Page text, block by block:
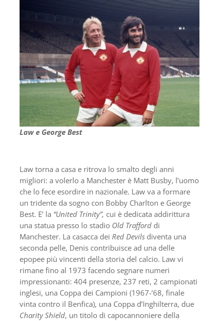
Law e George Best
Law torna a casa e ritrova lo smalto degli anni
migliori: a volerlo a Manchester è Matt Busby, l’uomo
che lo fece esordire in nazionale. Law va a formare
un tridente da sogno con Bobby Charlton e George
Best. E’ la “United Trinity”, cui è dedicata addirittura
una statua presso lo stadio Old Trafford di
Manchester. La casacca dei Red Devils diventa una
seconda pelle, Denis contribuisce ad una delle
epopee più vincenti della storia del calcio. Law vi
rimane fino al 1973 facendo segnare numeri
impressionanti: 404 presenze, 237 reti, 2 campionati
inglesi, una Coppa dei Campioni (1967-’68, finale
vinta contro il Benfica), una Coppa d’Inghilterra, due
Charity Shield, un titolo di capocannoniere della